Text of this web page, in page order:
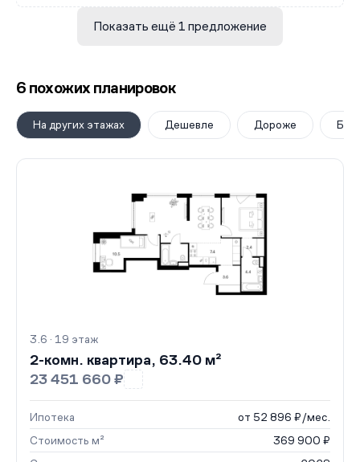
Показать ещё 1 предложение
6 похожих планировок
На других этажах Дешевле Дороже
3.6 · 19 этаж
2-комн. квартира, 63.40 м²
23 451 660 ₽
Ипотека
от 52 896 ₽/мес.
Стоимость м²
369 900 ₽